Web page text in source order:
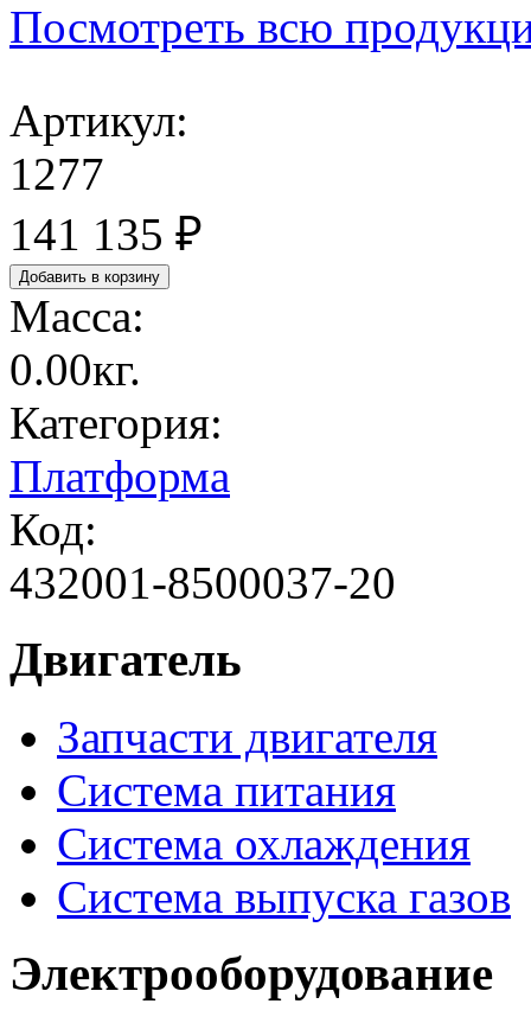
Посмотреть всю
Артикул:
1277
141 135 ₽
Масса:
0.00кг.
Категория:
Платформа
Код:
432001-8500037-20
Двигатель
Запчасти двигателя
Система питания
Система охлаждения
Система выпуска газов
Электрооборудование